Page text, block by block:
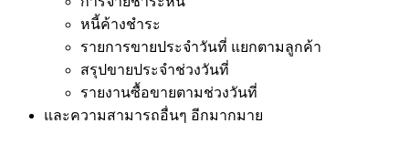
หนี้ค้างชำระ
รายการขายประจำวันที่ แยกตามลูกค้า
สรุปขายประจำช่วงวันที่
รายงานซื้อขายตามช่วงวันที่
และความสามารถอื่นๆ อีกมากมาย